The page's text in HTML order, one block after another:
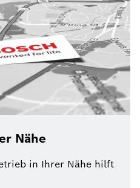
Nähe
in Ihrer Nähe hilft